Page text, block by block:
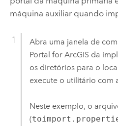
máquina auxiliar quando
Abra uma janela de
Portal for ArcGIS da
os diretórios para o
execute o utilitário com
Neste exemplo, o
(